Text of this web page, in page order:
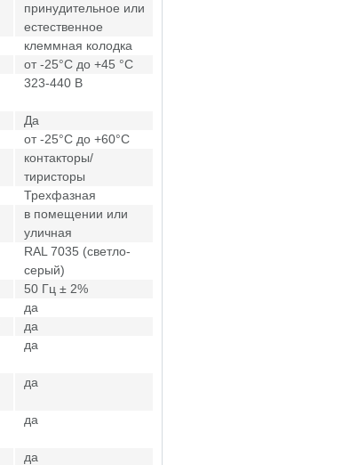
принудительное или
естественное
клеммная колодка
от -25°C до +45 °C
323-440 В
Да
от -25°C до +60°C
контакторы/
тиристоры
Трехфазная
в помещении или
уличная
RAL 7035 (светло-
серый)
50 Гц ± 2%
да
да
да
да
да
да